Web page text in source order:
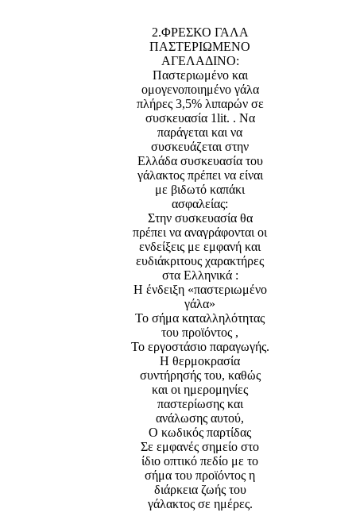
2.ΦΡΕΣΚΟ ΓΑΛΑ
ΠΑΣΤΕΡΙΩΜΕΝΟ
ΑΓΕΛΑΔΙΝΟ:
Παστεριωμένο και
ομογενοποιημένο γάλα
πλήρες 3,5% λιπαρών σε
συσκευασία 1lit. . Να
παράγεται και να
συσκευάζεται στην
Ελλάδα συσκευασία του
γάλακτος πρέπει να είναι
με βιδωτό καπάκι
ασφαλείας:
Στην συσκευασία θα
πρέπει να αναγράφονται οι
ενδείξεις με εμφανή και
ευδιάκριτους χαρακτήρες
στα Ελληνικά :
Η ένδειξη «παστεριωμένο
γάλα»
Το σήμα καταλληλότητας
του προϊόντος ,
Το εργοστάσιο παραγωγής.
Η θερμοκρασία
συντήρησής του, καθώς
και οι ημερομηνίες
παστερίωσης και
ανάλωσης αυτού,
Ο κωδικός παρτίδας
Σε εμφανές σημείο στο
ίδιο οπτικό πεδίο με το
σήμα του προϊόντος η
διάρκεια ζωής του
γάλακτος σε ημέρες.